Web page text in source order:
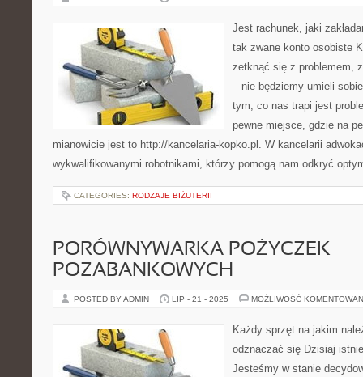
Jest rachunek, jaki
tak zwane konto osobiste
zetknąć się z problemem,
– nie będziemy umieli
tym, co nas trapi jest
pewne miejsce, gdzie na
mianowicie jest to http://kancelaria-kopko.pl. W kancelarii
wykwalifikowanymi robotnikami, którzy pomogą nam odkryć
CATEGORIES: RODZAJE BIŻUTERII
PORÓWNYWARKA POŻYCZEK
POZABANKOWYCH
POSTED BY ADMIN LIP - 21 - 2025 MOŻLIWOŚĆ
Każdy sprzęt na jakim
odznaczać się Dzisiaj
Jesteśmy w stanie